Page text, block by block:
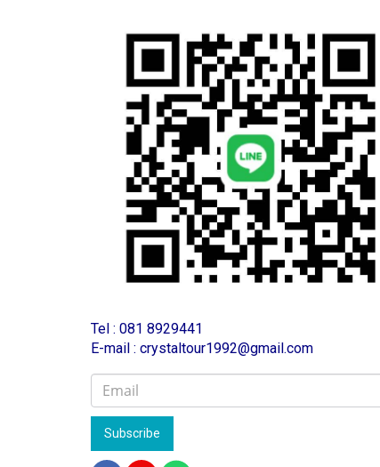
Tel : 081 8929441
E-mail : crystaltour1992@gmail.com
Subscribe